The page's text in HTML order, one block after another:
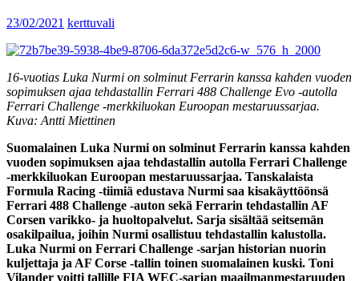
23/02/2021 kerttuvali
16-vuotias Luka Nurmi on solminut Ferrarin kanssa kahden vuoden
sopimuksen ajaa tehdastallin Ferrari 488 Challenge Evo -autolla
Ferrari Challenge -merkkiluokan Euroopan mestaruussarjaa.
Kuva: Antti Miettinen
Suomalainen Luka Nurmi on solminut Ferrarin kanssa kahden
vuoden sopimuksen ajaa tehdastallin autolla Ferrari Challenge
-merkkiluokan Euroopan mestaruussarjaa. Tanskalaista
Formula Racing -tiimiä edustava Nurmi saa kisakäyttöönsä
Ferrari 488 Challenge -auton sekä Ferrarin tehdastallin AF
Corsen varikko- ja huoltopalvelut. Sarja sisältää seitsemän
osakilpailua, joihin Nurmi osallistuu tehdastallin kalustolla.
Luka Nurmi on Ferrari Challenge -sarjan historian nuorin
kuljettaja ja AF Corse -tallin toinen suomalainen kuski. Toni
Vilander voitti tallille FIA WEC-sarjan maailmanmestaruuden